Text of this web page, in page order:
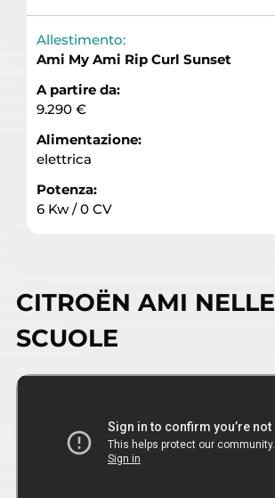
Allestimento:
Ami My Ami Rip Curl Sunset
A partire da:
9.290 €
Alimentazione:
elettrica
Potenza:
6 Kw / 0 CV
CITROËN AMI NELLE
SCUOLE